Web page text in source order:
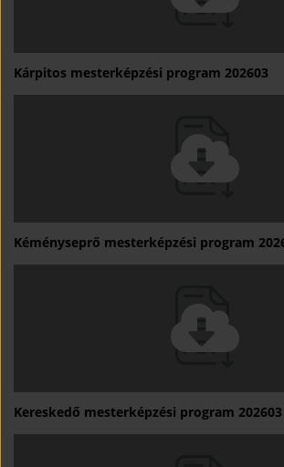
Kárpitos mesterképzési program 202603
Kéményseprő mesterképzési program
Kereskedő mesterképzési program 202603